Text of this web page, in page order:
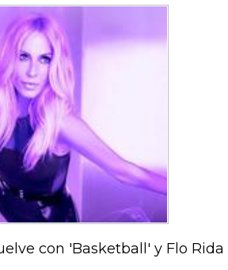
con 'Basketball' y Flo Rida